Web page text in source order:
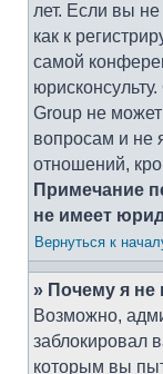
лет. Если вы
как к
самой
Group не
вопросам и не
отношений,
Примечание
не имеет
Вернуться к
» Почему я не
Возможно,
заблокировал
которым вы